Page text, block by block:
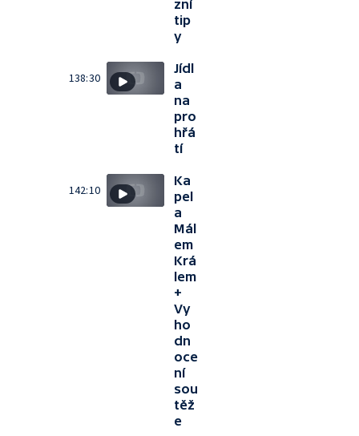
zní
tip
y
138:30
Jídl
a
na
pro
hřá
tí
142:10
Ka
pel
a
Mál
em
Krá
lem
+
Vy
ho
dn
oce
ní
sou
těž
e